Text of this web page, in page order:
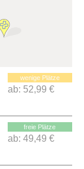
wenige Plätze
ab: 52,99 €
freie Plätze
ab: 49,49 €